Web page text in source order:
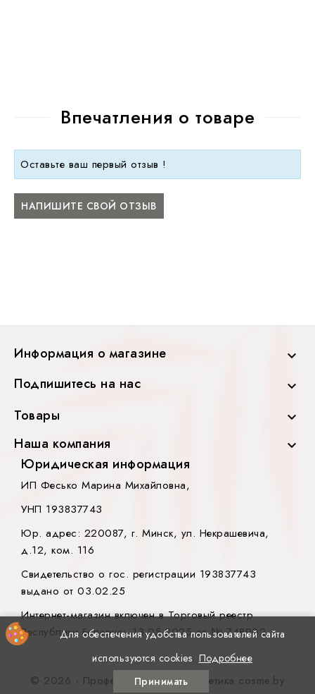
Впечатления о товаре
Оставьте ваш первый отзыв !
НАПИШИТЕ СВОЙ ОТЗЫВ
Информация о магазине 
Подпишитесь на нас 
Товары 
Наша компания 
Для обеспечения удобства пользователей сайта
используются cookies Подробнее
Принимать
Юридическая информация
ИП Фесько Марина Михайловна,
УНП 193837743
Юр. адрес: 220087, г. Минск, ул. Некрашевича,
д.12, ком. 116
Свидетельство о гос. регистрации 193837743
выдано от 03.02.25
Интернет-магазин включен в Торговый реестр
Республики Беларусь 13.05.2025 за № 748902.
© 2026 - Профессиональная косметика cosme.by